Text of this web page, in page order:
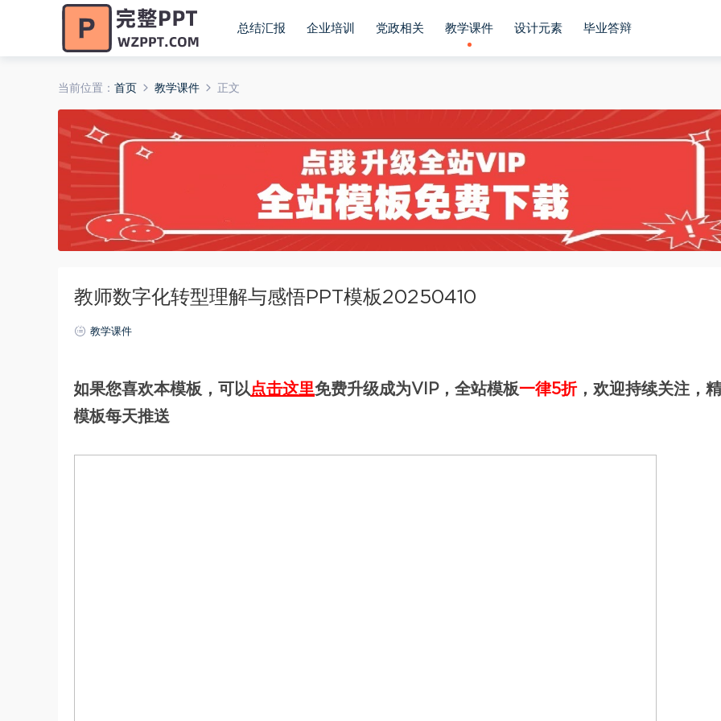
总结汇报 企业培训 党政相关 教学课件 设计元素 毕业答辩
当前位置： 首页 教学课件 正文
教师数字化转型理解与感悟PPT模板20250410
教学课件
如果您喜欢本模板，可以点击这里免费升级成为VIP，全站模板一律5折，欢迎持续关注，
模板每天推送